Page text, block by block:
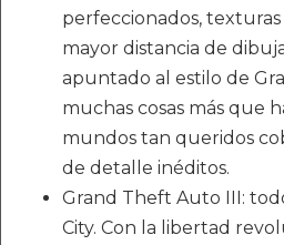
perfeccionados,
mayor distancia de
apuntado al estilo de
muchas cosas más que
mundos tan queridos
de detalle inéditos.
Grand Theft Auto III:
City. Con la libertad